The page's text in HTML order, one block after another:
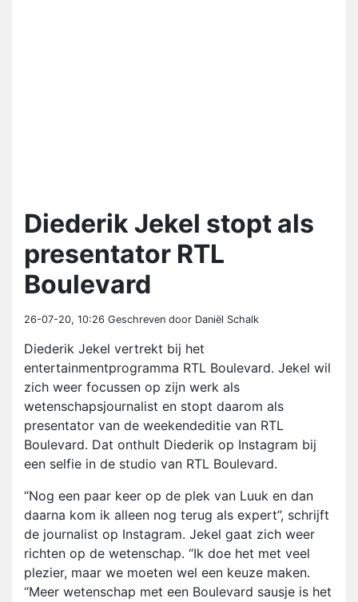
Diederik Jekel stopt als
presentator RTL
Boulevard
26-07-20, 10:26 Geschreven door Daniël Schalk
Diederik Jekel vertrekt bij het
entertainmentprogramma RTL Boulevard. Jekel wil
zich weer focussen op zijn werk als
wetenschapsjournalist en stopt daarom als
presentator van de weekendeditie van RTL
Boulevard. Dat onthult Diederik op Instagram bij
een selfie in de studio van RTL Boulevard.
“Nog een paar keer op de plek van Luuk en dan
daarna kom ik alleen nog terug als expert”, schrijft
de journalist op Instagram. Jekel gaat zich weer
richten op de wetenschap. “Ik doe het met veel
plezier, maar we moeten wel een keuze maken.
“Meer wetenschap met een Boulevard sausje is het